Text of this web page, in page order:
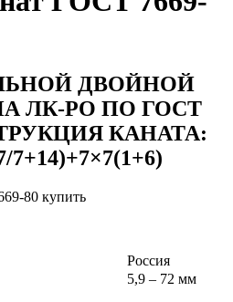
ДВОЙНОЙ
ЛК-РО ПО ГОСТ
КАНАТА:
7+14)+7×7(1+6)
Россия
5,9 – 72 мм